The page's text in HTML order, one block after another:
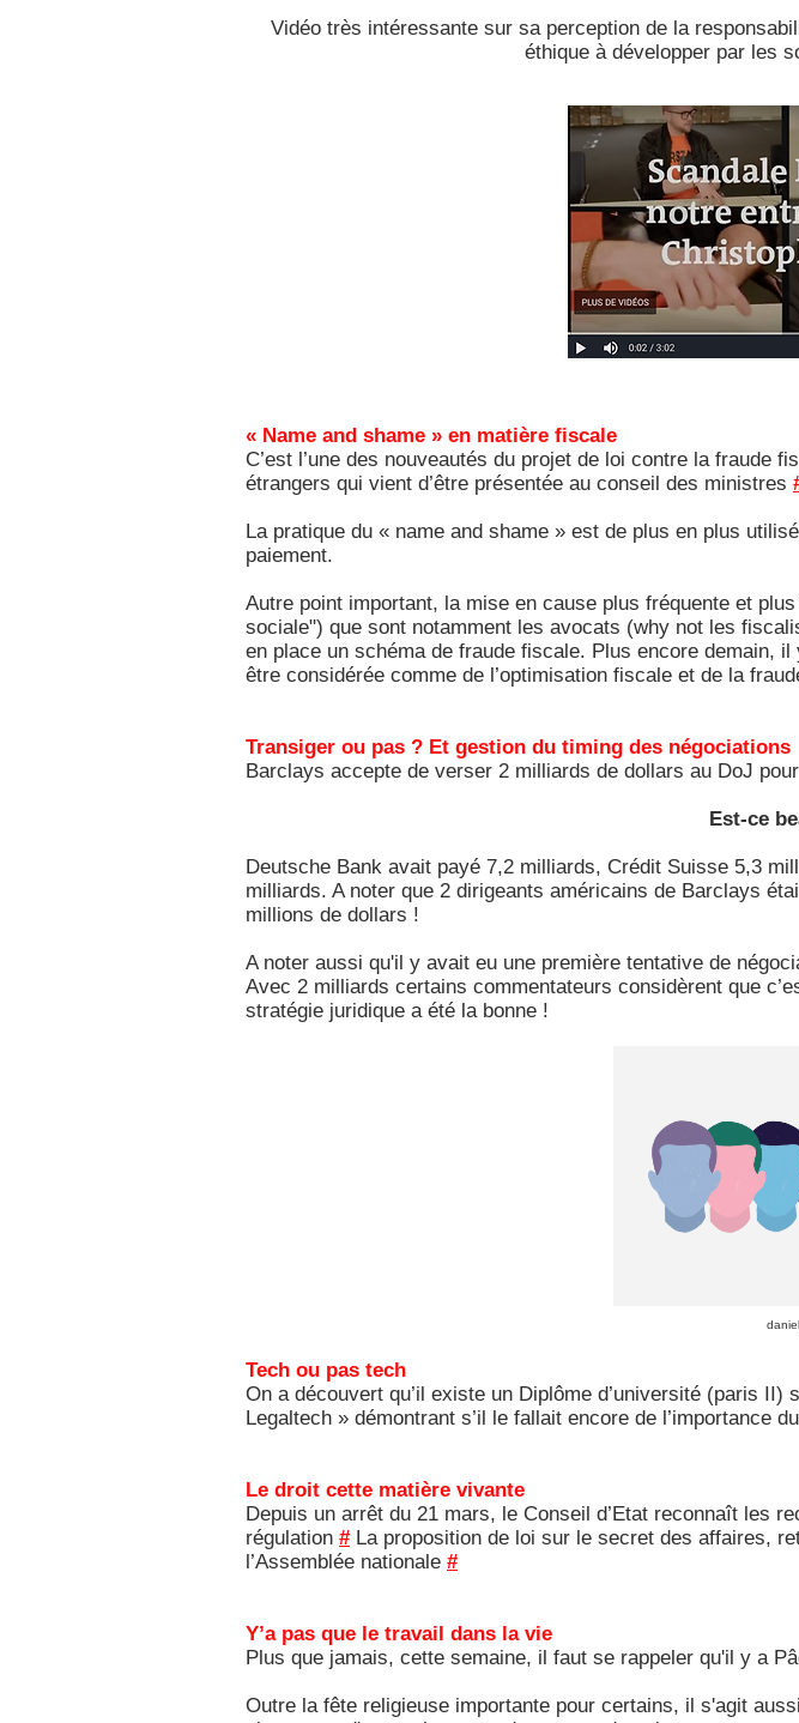
Vidéo très intéressante sur sa perception de la
éthique à développer par les
« Name and shame » en matière fiscale
C’est l’une des nouveautés du projet de loi contre la fraude
étrangers qui vient d’être présentée au conseil des ministres
La pratique du « name and shame » est de plus en plus
paiement.
Autre point important, la mise en cause plus fréquente et
sociale") que sont notamment les avocats (why not les
en place un schéma de fraude fiscale. Plus encore demain,
être considérée comme de l’optimisation fiscale et de la
Transiger ou pas ? Et gestion du timing des négociations
Barclays accepte de verser 2 milliards de dollars au DoJ
Est-ce
Deutsche Bank avait payé 7,2 milliards, Crédit Suisse 5,3
milliards. A noter que 2 dirigeants américains de Barclays
millions de dollars !
A noter aussi qu'il y avait eu une première tentative de
Avec 2 milliards certains commentateurs considèrent que
stratégie juridique a été la bonne !
Tech ou pas tech
On a découvert qu’il existe un Diplôme d’université (paris
Legaltech » démontrant s’il le fallait encore de l’importance
Le droit cette matière vivante
Depuis un arrêt du 21 mars, le Conseil d’Etat reconnaît les
régulation #La proposition de loi sur le secret des affaires,
l’Assemblée nationale #
Y’a pas que le travail dans la vie
Plus que jamais, cette semaine, il faut se rappeler qu'il y a
Outre la fête religieuse importante pour certains, il s'agit